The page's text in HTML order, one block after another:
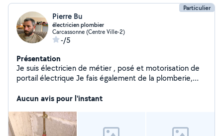
Particulier
Pierre Bu
électricien plombier
Carcassonne (Centre Ville-2)
-/5
Présentation
Je suis électricien de métier , posé et motorisation de
portail électrique Je fais également de la plomberie,
Aucun avis pour l'instant